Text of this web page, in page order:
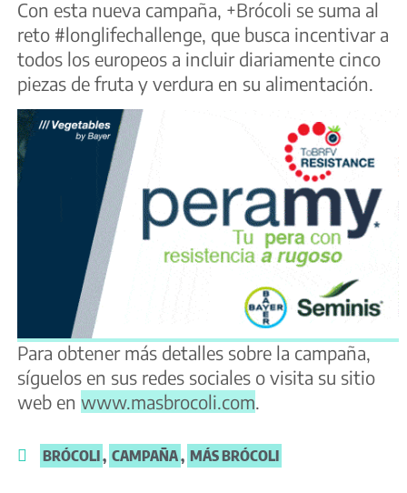
Con esta nueva campaña, +Brócoli se suma al
reto #longlifechallenge, que busca incentivar a
todos los europeos a incluir diariamente cinco
piezas de fruta y verdura en su alimentación.
Para obtener más detalles sobre la campaña,
síguelos en sus redes sociales o visita su sitio
web en www.masbrocoli.com
BRÓCOLI, CAMPAÑA, MÁS BRÓCOLI